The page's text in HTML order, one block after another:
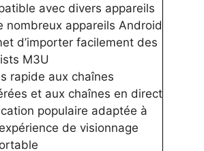
avec divers appareils
nombreux appareils Android
d’importer facilement des
M3U
rapide aux chaînes
et aux chaînes en direct
populaire adaptée à
de visionnage